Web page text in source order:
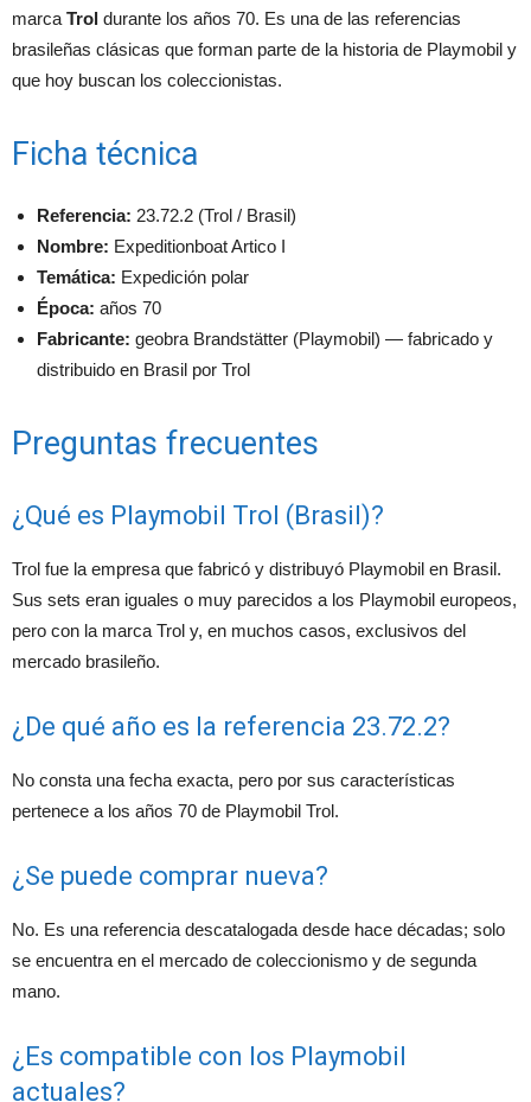
marca Trol durante los años 70. Es una de las referencias
brasileñas clásicas que forman parte de la historia de Playmobil y
que hoy buscan los coleccionistas.
Ficha técnica
Referencia: 23.72.2 (Trol / Brasil)
Nombre: Expeditionboat Artico I
Temática: Expedición polar
Época: años 70
Fabricante: geobra Brandstätter (Playmobil) — fabricado y
distribuido en Brasil por Trol
Preguntas frecuentes
¿Qué es Playmobil Trol (Brasil)?
Trol fue la empresa que fabricó y distribuyó Playmobil en Brasil.
Sus sets eran iguales o muy parecidos a los Playmobil europeos,
pero con la marca Trol y, en muchos casos, exclusivos del
mercado brasileño.
¿De qué año es la referencia 23.72.2?
No consta una fecha exacta, pero por sus características
pertenece a los años 70 de Playmobil Trol.
¿Se puede comprar nueva?
No. Es una referencia descatalogada desde hace décadas; solo
se encuentra en el mercado de coleccionismo y de segunda
mano.
¿Es compatible con los Playmobil
actuales?